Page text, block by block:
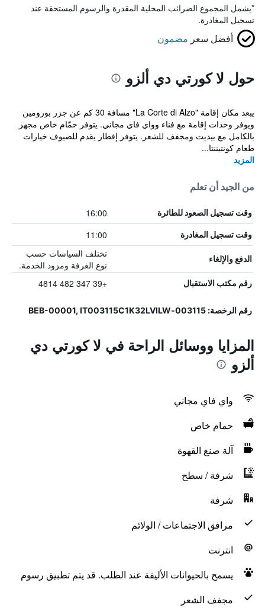
*يشمل المجموع الضرائب المحلية المقدرة والرسوم المستحقة عند
تسجيل المغادرة.
أفضل سعر مضمون
حول لا كورتي دي ألزو
يبعد مكان إقامة "La Corte di Alzo" مسافة 30 كم عن جزر بورومين
ويوفر وحدات إقامة مع فناء وواي فاي مجاني. يتوفر حمّام خاص مجهز
بالكامل مع بيديت ومجفف للشعر. يتوفر إفطار يقدم للضيوف خيارات
طعام كونتيننتا...
المزيد
من الجيد أن تعلم
وقت تسجيل الصعود للطائرة 16:00
وقت تسجيل المغادرة 11:00
الدفع والإلغاء
تختلف السياسات حسب
نوع الغرفة ومزود الخدمة.
رقم مكتب الاستقبال +39 347 482 4814
رقم الرخصة: 003115-BEB-00001, IT003115C1K32LVILW
المزايا ووسائل الراحة في لا كورتي دي
ألزو
واي فاي مجاني
حمام خاص
آلة صنع القهوة
شرفة / سطح
شرفة
مرافق الاجتماعات / الولائم
انترنت
يسمح بالحيوانات الأليفة عند الطلب. قد يتم تطبيق رسوم
مجفف الشعر